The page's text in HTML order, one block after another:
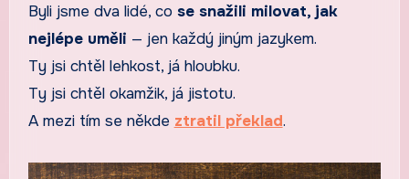
Byli jsme dva lidé, co se snažili milovat, jak
nejlépe uměli — jen každý jiným jazykem.
Ty jsi chtěl lehkost, já hloubku.
Ty jsi chtěl okamžik, já jistotu.
A mezi tím se někde ztratil překlad.